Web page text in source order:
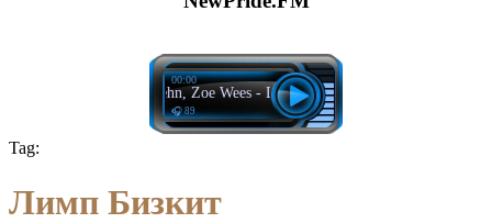
Felix Jaehn, Zoe Wees - Do It Better
00:00
🎧 89
Tag:
Лимп Бизкит